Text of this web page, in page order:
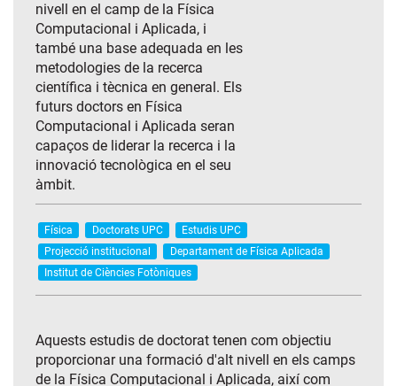
nivell en el camp de la Física
Computacional i Aplicada, i
també una base adequada en les
metodologies de la recerca
científica i tècnica en general. Els
futurs doctors en Física
Computacional i Aplicada seran
capaços de liderar la recerca i la
innovació tecnològica en el seu
àmbit.
Física Doctorats UPC
Estudis UPC
Projecció institucional
Departament de Física Aplicada
Institut de Ciències Fotòniques
Aquests estudis de doctorat tenen com objectiu
proporcionar una formació d'alt nivell en els camps
de la Física Computacional i Aplicada, així com